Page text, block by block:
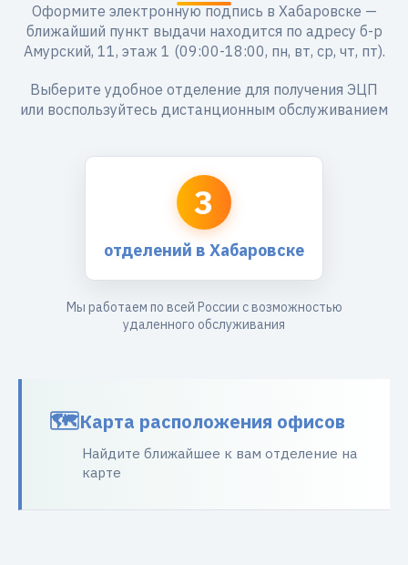
Оформите электронную подпись в Хабаровске —
ближайший пункт выдачи находится по адресу б-р
Амурский, 11, этаж 1 (09:00-18:00, пн, вт, ср, чт, пт).
Выберите удобное отделение для получения ЭЦП
или воспользуйтесь дистанционным обслуживанием
3
отделений в Хабаровске
Мы работаем по всей России с возможностью
удаленного обслуживания
Карта расположения офисов
Найдите ближайшее к вам отделение на
карте